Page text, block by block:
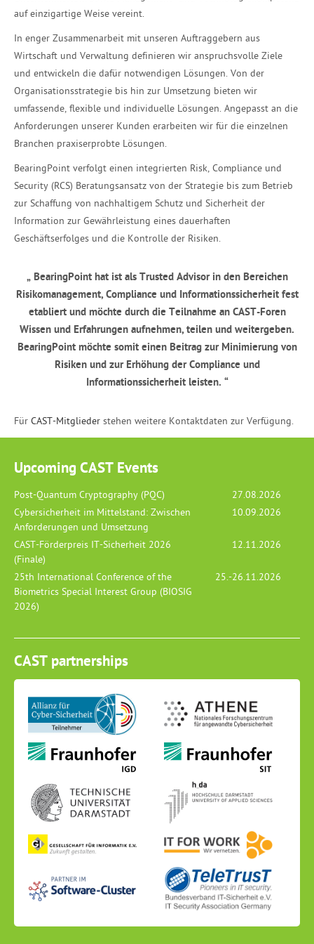
auf einzigartige Weise vereint.
In enger Zusammenarbeit mit unseren Auftraggebern aus
Wirtschaft und Verwaltung definieren wir anspruchsvolle Ziele
und entwickeln die dafür notwendigen Lösungen. Von der
Organisationsstrategie bis hin zur Umsetzung bieten wir
umfassende, flexible und individuelle Lösungen. Angepasst an die
Anforderungen unserer Kunden erarbeiten wir für die einzelnen
Branchen praxiserprobte Lösungen.
BearingPoint verfolgt einen integrierten Risk, Compliance und
Security (RCS) Beratungsansatz von der Strategie bis zum Betrieb
zur Schaffung von nachhaltigem Schutz und Sicherheit der
Information zur Gewährleistung eines dauerhaften
Geschäftserfolges und die Kontrolle der Risiken.
„BearingPoint hat ist als Trusted Advisor in den Bereichen
Risikomanagement, Compliance und Informationssicherheit fest
etabliert und möchte durch die Teilnahme an CAST-Foren
Wissen und Erfahrungen aufnehmen, teilen und weitergeben.
BearingPoint möchte somit einen Beitrag zur Minimierung von
Risiken und zur Erhöhung der Compliance und
Informationssicherheit leisten. “
Für CAST-Mitglieder stehen weitere Kontaktdaten zur Verfügung.
Upcoming CAST Events
Post-Quantum Cryptography (PQC)
27.08.2026
Cybersicherheit im Mittelstand: Zwischen
Anforderungen und Umsetzung
10.09.2026
CAST-Förderpreis IT-Sicherheit 2026
(Finale)
12.11.2026
25th International Conference of the
Biometrics Special Interest Group (BIOSIG
2026)
25.-26.11.2026
CAST partnerships